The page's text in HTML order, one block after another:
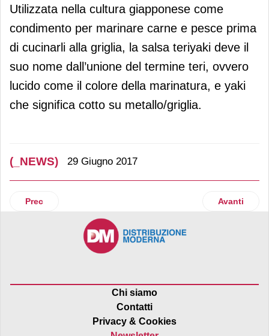
Utilizzata nella cultura giapponese come
condimento per marinare carne e pesce prima
di cucinarli alla griglia, la salsa teriyaki deve il
suo nome dall’unione del termine teri, ovvero
lucido come il colore della marinatura, e yaki
che significa cotto su metallo/griglia.
(_NEWS) 29 Giugno 2017
Articolo precedente: In arrivo la Mousse rinfrescante al
Prec Articolo
Avanti
Chi siamo
Contatti
Privacy & Cookies